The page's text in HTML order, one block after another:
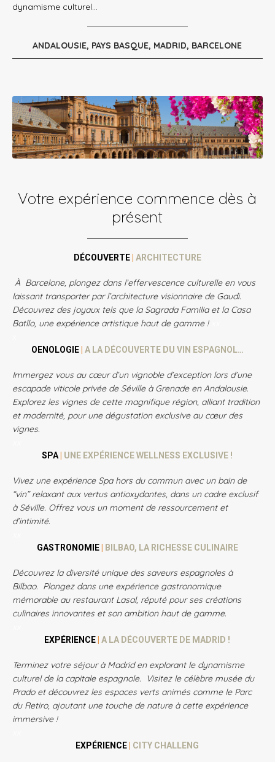
dynamisme culturel…
ANDALOUSIE, PAYS BASQUE, MADRID, BARCELONE
Votre expérience commence dès à
présent
DÉCOUVERTE| ARCHITECTURE
À Barcelone, plongez dans l’effervescence culturelle en vous
laissant transporter par l’architecture visionnaire de Gaudi.
Découvrez des joyaux tels que la Sagrada Familia et la Casa
Batllo, une expérience artistique haut de gamme !
OENOLOGIE| A LA DÉCOUVERTE DU VIN ESPAGNOL…
Immergez vous au cœur d’un vignoble d’exception lors d’une
escapade viticole privée de Séville à Grenade en Andalousie.
Explorez les vignes de cette magnifique région, alliant tradition
et modernité, pour une dégustation exclusive au cœur des
vignes.
SPA| UNE EXPÉRIENCE WELLNESS EXCLUSIVE !
Vivez une expérience Spa hors du commun avec un bain de
“vin” relaxant aux vertus antioxydantes, dans un cadre exclusif
à Séville. Offrez vous un moment de ressourcement et
d’intimité.
GASTRONOMIE| BILBAO, LA RICHESSE CULINAIRE
Découvrez la diversité unique des saveurs espagnoles à
Bilbao. Plongez dans une expérience gastronomique
mémorable au restaurant Lasal, réputé pour ses créations
culinaires innovantes et son ambition haut de gamme.
EXPÉRIENCE |A LA DÉCOUVERTE DE MADRID !
Terminez votre séjour à Madrid en explorant le dynamisme
culturel de la capitale espagnole. Visitez le célèbre musée du
Prado et découvrez les espaces verts animés comme le Parc
du Retiro, ajoutant une touche de nature à cette expérience
immersive !
EXPÉRIENCE CITY CHALLENG